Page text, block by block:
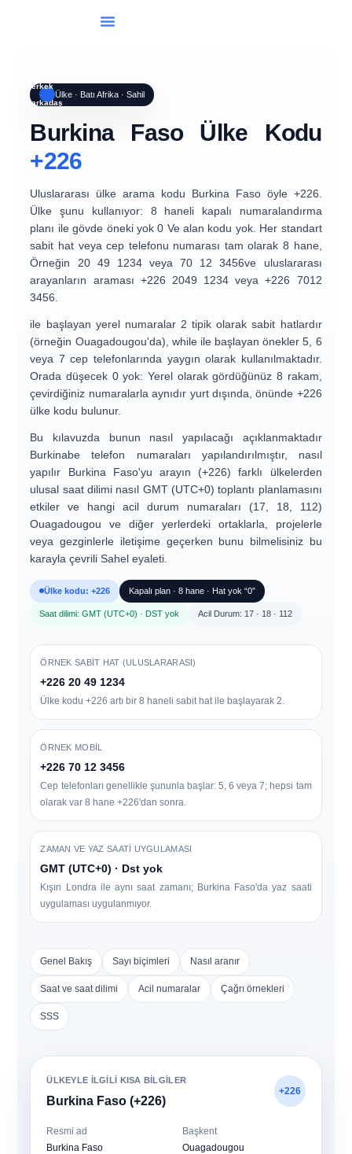
erkek
arkadaş
Ülke · Batı Afrika · Sahil
Burkina Faso Ülke Kodu
+226
Uluslararası ülke arama kodu Burkina Fasoöyle +226
Ülke şunu kullanıyor: 8 haneli kapalı numaralandırma
planı ilegövde öneki yok 0 Vealan kodu yok. Her standart
sabit hat veya cep telefonu numarası tam olarak8 hane,
Örneğin 20 49 1234veya70 12 3456ve uluslararası
arayanların araması +226 2049 1234 veya+226 7012
3456
ile başlayan yerel numaralar 2 tipik olarak sabit hatlardır
(örneğin Ouagadougou'da), while ile başlayan önekler5, 6
veya 7 cep telefonlarında yaygın olarak kullanılmaktadır.
Oradadüşecek 0 yok: Yerel olarak gördüğünüz 8 rakam,
çevirdiğiniz numaralarla aynıdır yurt dışında, önünde +226
ülke kodu bulunur.
Bu kılavuzda bunun nasıl yapılacağı açıklanmaktadır
Burkinabe telefon numaraları yapılandırılmıştır, nasıl
yapılır Burkina Faso'yu arayın (+226) farklı ülkelerden
ulusal saat dilimi nasıl GMT (UTC+0) toplantı planlamasını
etkiler ve hangiacil durum numaraları (17, 18, 112)
Ouagadougou ve diğer yerlerdeki ortaklarla, projelerle
veya gezginlerle iletişime geçerken bunu bilmelisiniz bu
karayla çevrili Sahel eyaleti.
Ülke kodu: +226 Kapalı plan · 8 hane · Hat yok “0”
Saat dilimi: GMT (UTC+0) · DST yok Acil Durum: 17 · 18 · 112
ÖRNEK SABIT HAT (ULUSLARARASI)
+226 20 49 1234
Ülke kodu +226 artı bir8 haneli sabit hat ile başlayarak 2
ÖRNEK MOBIL
+226 70 12 3456
Cep telefonları genellikle şununla başlar: 5, 6 veya 7; hepsi tam
olarak var8 hane +226'dan sonra.
ZAMAN VE YAZ SAATI UYGULAMASI
GMT (UTC+0) · Dst yok
Kışın Londra ile aynı saat zamanı; Burkina Faso'da yaz saati
uygulaması uygulanmıyor.
Genel Bakış Sayı biçimleri Nasıl aranır
Saat ve saat dilimi Acil numaralar Çağrı örnekleri
SSS
ÜLKEYLE ILGILI KISA BILGILER
Burkina Faso (+226)
+226
Resmi ad
Burkina Faso
Başkent
Ouagadougou